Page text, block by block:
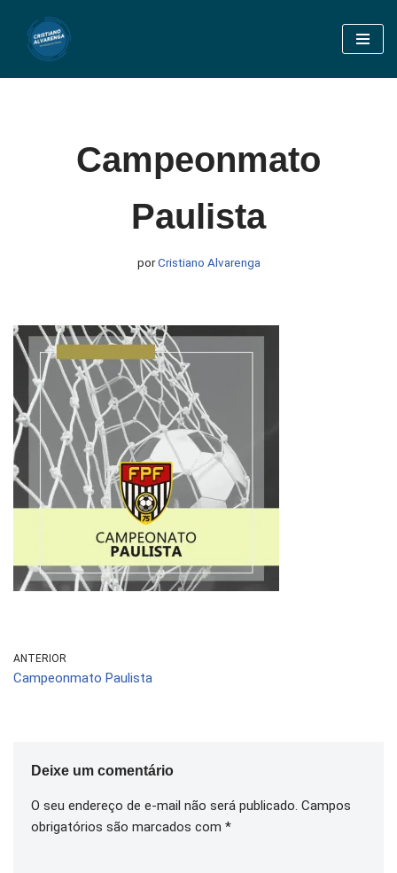
Pular
Campeonmato
Paulista
porCristiano Alvarenga
ANTERIOR
Campeonmato Paulista
Deixe um comentário
O seu endereço de e-mail não será publicado. Campos
obrigatórios são marcados com *